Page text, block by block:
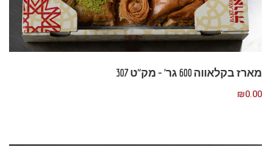
מארז בקלאווה 600 גר’ – מק”ט 307
₪0.00